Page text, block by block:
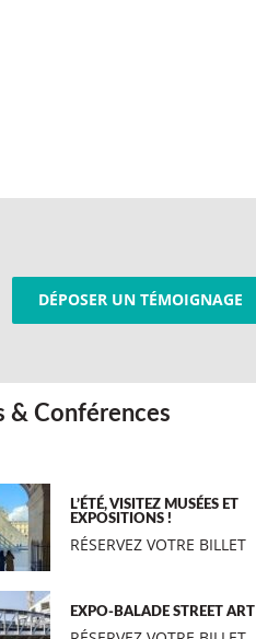
DÉPOSER UN TÉMOIGNAGE
& Conférences
L’ÉTÉ, VISITEZ MUSÉES ET
EXPOSITIONS !
RÉSERVEZ VOTRE BILLET
EXPO-BALADE STREET ART